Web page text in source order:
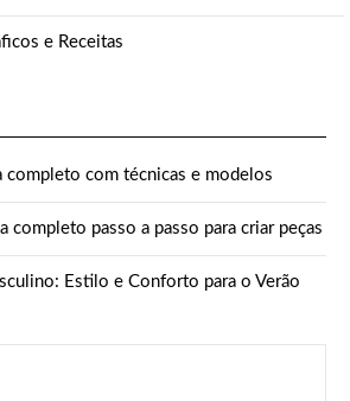
e Receitas
completo com técnicas e modelos
completo passo a passo para criar peças
Estilo e Conforto para o Verão